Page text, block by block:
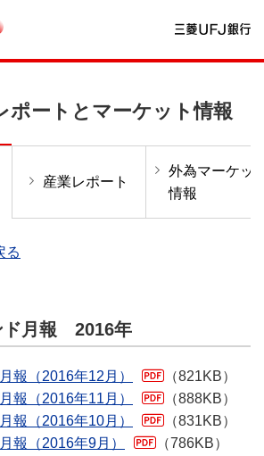
ポートとマーケット情報
産業レポート
外為マーケッ
情報
る
ド月報 2016年
報（2016年12月）
（821KB）
報（2016年11月）
（888KB）
報（2016年10月）
（831KB）
報（2016年9月）
（786KB）